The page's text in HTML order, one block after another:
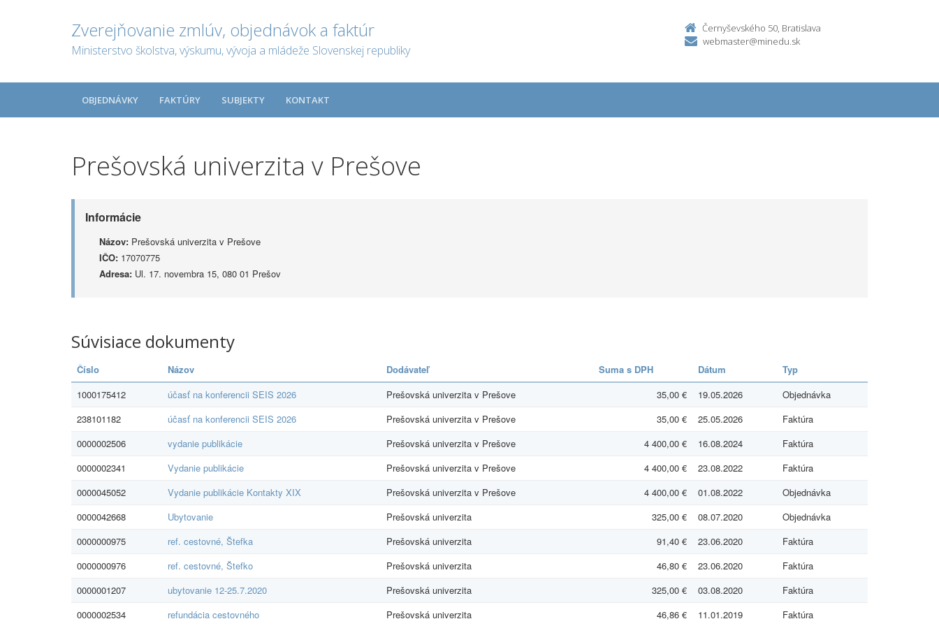
Zverejňovanie zmlúv, objednávok a faktúr
Ministerstvo školstva, výskumu, vývoja a mládeže Slovenskej republiky
Černyševského 50, Bratislava
webmaster@minedu.sk
OBJEDNÁVKY FAKTÚRY SUBJEKTY KONTAKT
Prešovská univerzita v Prešove
Informácie
Názov: Prešovská univerzita v Prešove
IČO: 17070775
Adresa: Ul. 17. novembra 15, 080 01 Prešov
Súvisiace dokumenty
Číslo Názov Dodávateľ Suma s DPH Dátum
Typ
1000175412
účasť na konferencii SEIS 2026 Prešovská univerzita v Prešove 35,00 € 19.05.2026
Objednávka
238101182
účasť na konferencii SEIS 2026 Prešovská univerzita v Prešove 35,00 € 25.05.2026
Faktúra
0000002506
vydanie publikácie Prešovská univerzita v Prešove 4 400,00 € 16.08.2024
Faktúra
0000002341
Vydanie publikácie Prešovská univerzita v Prešove 4 400,00 € 23.08.2022
Faktúra
0000045052
Vydanie publikácie Kontakty XIX Prešovská univerzita v Prešove 4 400,00 € 01.08.2022
Objednávka
0000042668
Ubytovanie Prešovská univerzita 325,00 € 08.07.2020
Objednávka
0000000975
ref. cestovné, Štefka Prešovská univerzita 91,40 € 23.06.2020
Faktúra
0000000976
ref. cestovné, Štefko Prešovská univerzita 46,80 € 23.06.2020
Faktúra
0000001207
ubytovanie 12-25.7.2020 Prešovská univerzita 325,00 € 03.08.2020
Faktúra
0000002534
refundácia cestovného Prešovská univerzita 46,86 € 11.01.2019 Faktúra